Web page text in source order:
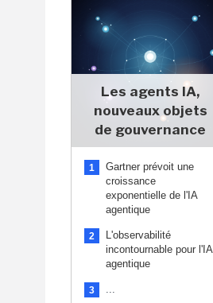
Les agents IA,
nouveaux objets
de gouvernance
1
Gartner prévoit une
croissance
exponentielle de l'IA
agentique
2
L'observabilité
incontournable pour l'IA
agentique
3 ...